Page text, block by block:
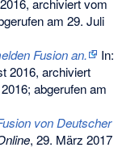
am 29. Juli
Fusion an.
In:
2016, archiviert
; abgerufen am
von Deutscher
, 29. März 2017